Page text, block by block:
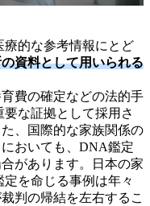
的な参考情報にとど
資料として用いられる
費の確定などの法的手
な証拠として採用さ
、国際的な家族関係の
おいても、DNA鑑定
があります。日本の家
を命じる事例は年々
判の帰結を左右するこ